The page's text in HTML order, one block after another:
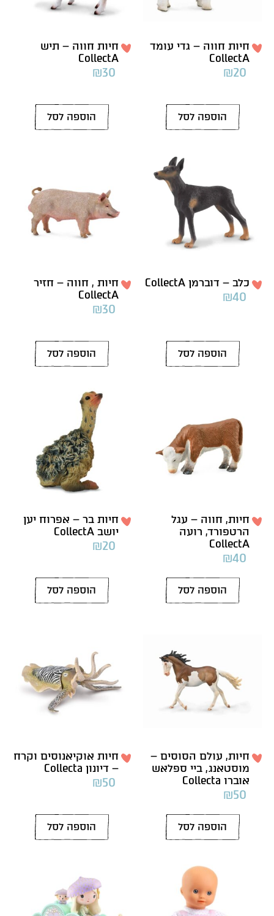
חיות חווה – גדי עומד
CollectA
₪20
הוספה לסל
חיות חווה – תיש
CollectA
₪30
הוספה לסל
כלב – דוברמן CollectA
₪40
הוספה לסל
חיות , חווה – חזיר
CollectA
₪30
הוספה לסל
חיות, חווה – עגל
הרטפורד, רועה
CollectA
₪40
הוספה לסל
חיות בר – אפרוח יען
יושב CollectA
₪20
הוספה לסל
חיות, עולם הסוסים –
מוסטאנג, ביי ספלאש
אוברו Collecta
₪50
הוספה לסל
חיות אוקיאנוסים וקרח
– דיונון Collecta
₪50
הוספה לסל